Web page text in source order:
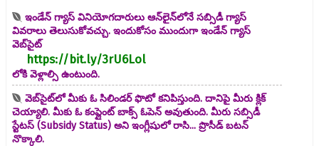
ఇండేన్ గ్యాస్ వినియోగదారులు ఆన్‌లైన్‌లోనే సబ్సిడీ గ్యాస్
వివరాలు తెలుసుకోవచ్చు. ఇందుకోసం ముందుగా ఇండేన్ గ్యాస్
వెబ్‌సైట్
https://bit.ly/3rU6Lol
లోకి వెళ్లాల్సి ఉంటుంది.
వెబ్‌సైట్‌లో మీకు ఓ సిలిండర్ ఫొటో కనిపిస్తుంది. దానిపై మీరు క్లిక్
చెయ్యాలి. మీకు ఓ కంప్లైంట్ బాక్స్ ఓపెన్ అవుతుంది. మీరు సబ్సిడీ
స్టేటస్ (Subsidy Status) అని ఇంగ్లీషులో రాసి... ప్రొసీడ్ బటన్
నొక్కాలి.